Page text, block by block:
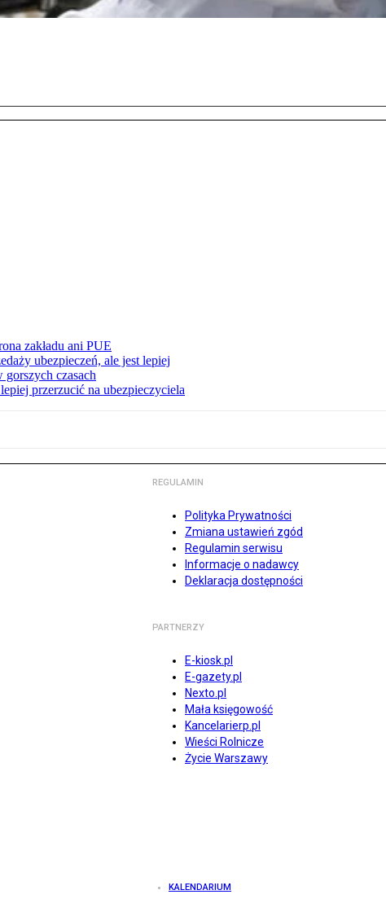
zakładu ani PUE
ubezpieczeń, ale jest lepiej
czasach
przerzucić na ubezpieczyciela
REGULAMIN
Polityka Prywatności
Zmiana ustawień zgód
Regulamin serwisu
Informacje o nadawcy
Deklaracja dostępności
PARTNERZY
E-kiosk.pl
E-gazety.pl
Nexto.pl
Mała księgowość
Kancelarierp.pl
Wieści Rolnicze
Życie Warszawy
KALENDARIUM